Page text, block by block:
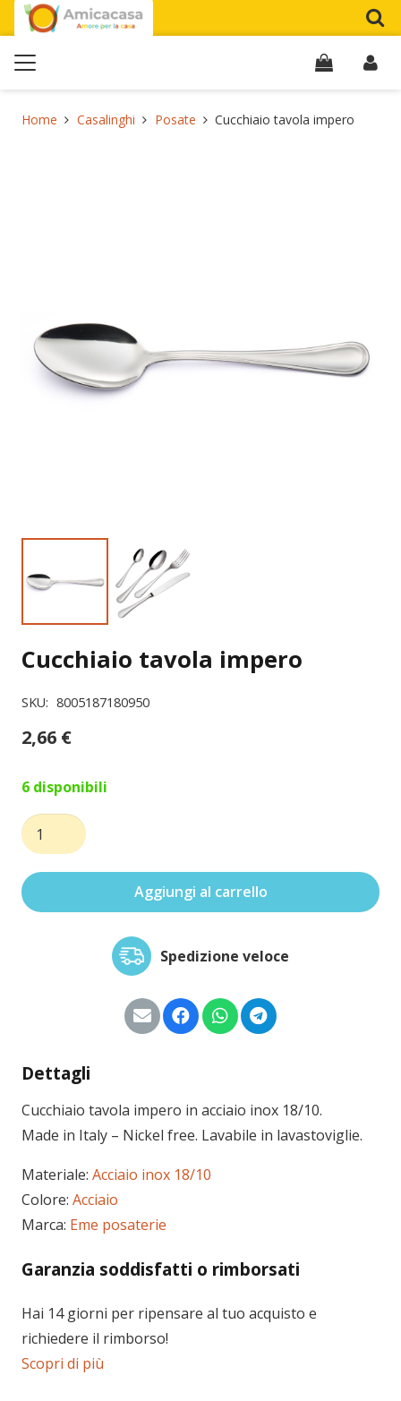
Home Casalinghi Posate Cucchiaio tavola impero
Cucchiaio tavola impero
SKU: 8005187180950
2,66 €
6 disponibili
Cucchiaio
tavola
impero
quantità
Aggiungi al carrello
Spedizione veloce
Garanzia soddisfatti o rimborsati
Hai 14 giorni per ripensare al tuo acquisto e
richiedere il rimborso!
Scopri di più
Dettagli
Cucchiaio tavola impero in acciaio inox 18/10.
Made in Italy – Nickel free. Lavabile in lavastoviglie.
Materiale: Acciaio inox 18/10
Colore: Acciaio
Marca: Eme posaterie